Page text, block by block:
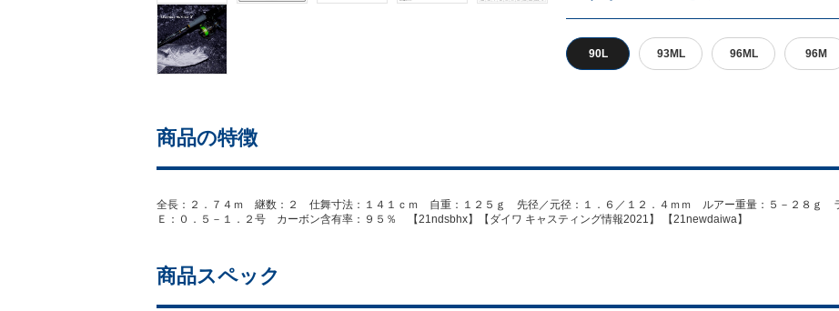
90L 93ML 96ML 96M
商品の特徴
全長：２．７４ｍ 継数：２ 仕舞寸法：１４１ｃｍ 自重：１２５ｇ 先径／元径：１．６／１２．４ｍｍ ルアー重量：５－２８
Ｅ：０．５－１．２号 カーボン含有率：９５％ 【21ndsbhx】【ダイワ キャスティング情報2021】 【21newdaiwa】
商品スペック